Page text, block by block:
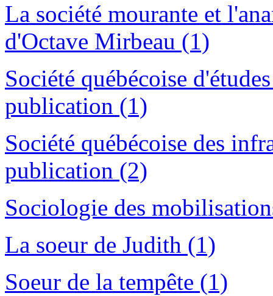
La société mourante et
d'Octave Mirbeau (1)
Société québécoise
publication (1)
Société québécoise des
publication (2)
Sociologie des
La soeur de Judith (1)
Soeur de la tempête (1)